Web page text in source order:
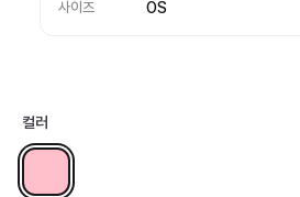
사이즈 OS
컬러